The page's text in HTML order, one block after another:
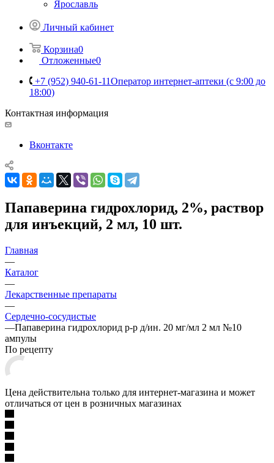
Ярославль
Личный кабинет
Корзина0
Отложенные0
+7 (952) 940-61-11Оператор интернет-аптеки (с 9:00 до
18:00)
Контактная информация
Вконтакте
Папаверина гидрохлорид, 2%, раствор
для инъекций, 2 мл, 10 шт.
Главная
—
Каталог
—
Лекарственные препараты
—
Сердечно-сосудистые
—Папаверина гидрохлорид р-р д/ин. 20 мг/мл 2 мл №10
ампулы
По рецепту
Цена действительна только для интернет-магазина и может
отличаться от цен в розничных магазинах